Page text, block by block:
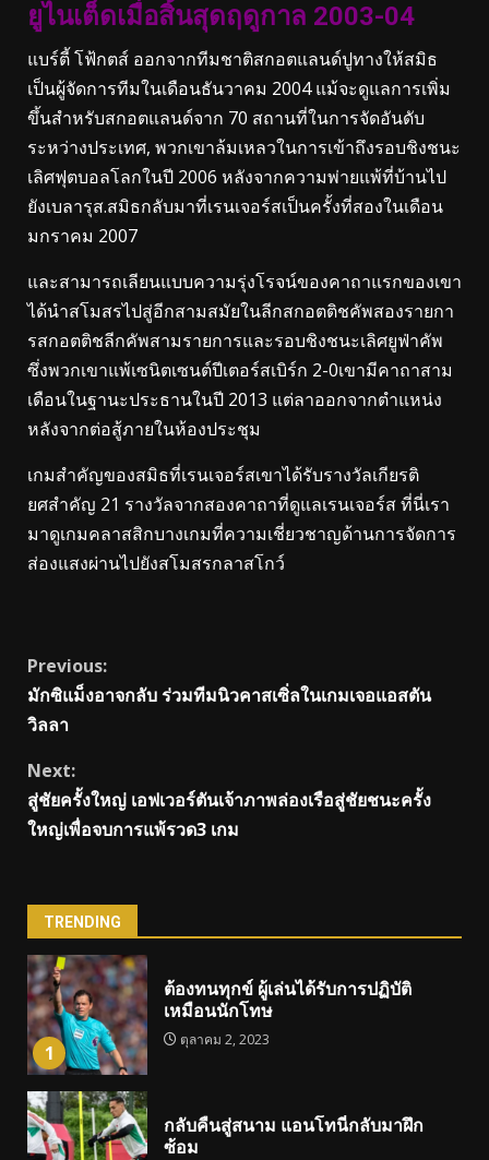
ยูไนเต็ดเมื่อสิ้นสุดฤดูกาล 2003-04
แบร์ตี้ โฟ้กตส์ ออกจากทีมชาติสกอตแลนด์ปูทางให้สมิธ
เป็นผู้จัดการทีมในเดือนธันวาคม 2004 แม้จะดูแลการเพิ่ม
ขึ้นสําหรับสกอตแลนด์จาก 70 สถานที่ในการจัดอันดับ
ระหว่างประเทศ, พวกเขาล้มเหลวในการเข้าถึงรอบชิงชนะ
เลิศฟุตบอลโลกในปี 2006 หลังจากความพ่ายแพ้ที่บ้านไป
ยังเบลารุส.สมิธกลับมาที่เรนเจอร์สเป็นครั้งที่สองในเดือน
มกราคม 2007
และสามารถเลียนแบบความรุ่งโรจน์ของคาถาแรกของเขา
ได้นําสโมสรไปสู่อีกสามสมัยในลีกสกอตติชคัพสองรายกา
รสกอตติชลีกคัพสามรายการและรอบชิงชนะเลิศยูฟ่าคัพ
ซึ่งพวกเขาแพ้เซนิตเซนต์ปีเตอร์สเบิร์ก 2-0เขามีคาถาสาม
เดือนในฐานะประธานในปี 2013 แต่ลาออกจากตําแหน่ง
หลังจากต่อสู้ภายในห้องประชุม
เกมสําคัญของสมิธที่เรนเจอร์สเขาได้รับรางวัลเกียรติ
ยศสําคัญ 21 รางวัลจากสองคาถาที่ดูแลเรนเจอร์ส ที่นี่เรา
มาดูเกมคลาสสิกบางเกมที่ความเชี่ยวชาญด้านการจัดการ
ส่องแสงผ่านไปยังสโมสรกลาสโกว์
Continue
Reading
Previous:
มักซิแม็งอาจกลับ ร่วมทีมนิวคาสเซิ่ลในเกมเจอแอสตัน
วิลลา
Next:
สู่ชัยครั้งใหญ่ เอฟเวอร์ตันเจ้าภาพล่องเรือสู่ชัยชนะครั้ง
ใหญ่เพื่อจบการแพ้รวด3 เกม
TRENDING
1
ต้องทนทุกข์ ผู้เล่นได้รับการปฏิบัติ
เหมือนนักโทษ
ตุลาคม 2, 2023
กลับคืนสู่สนาม แอนโทนี่กลับมาฝึก
ซ้อม